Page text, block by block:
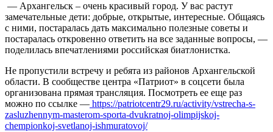
— Архангельск – очень красивый город. У вас растут
замечательные дети: добрые, открытые, интересные. Общаясь
с ними, постаралась дать максимально полезные советы и
постаралась откровенно ответить на все заданные вопросы, —
поделилась впечатлениями российская биатлонистка.
Не пропустили встречу и ребята из районов Архангельской
области. В сообществе центра «Патриот» в соцсети была
организована прямая трансляция. Посмотреть ее еще раз
можно по ссылке — https://patriotcentr29.ru/activity/vstrecha-s-
zasluzhennym-masterom-sporta-dvukratnoj-olimpijskoj-
chempionkoj-svetlanoj-ishmuratovoj/